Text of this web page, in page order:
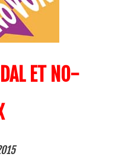
ET NO-